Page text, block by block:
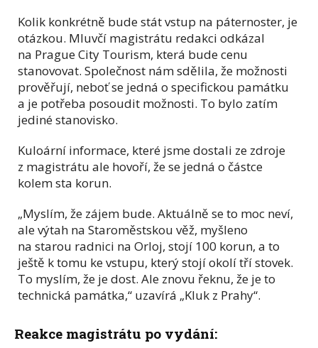
Kolik konkrétně bude stát vstup na páternoster, je
otázkou. Mluvčí magistrátu redakci odkázal
na Prague City Tourism, která bude cenu
stanovovat. Společnost nám sdělila, že možnosti
prověřují, neboť se jedná o specifickou památku
a je potřeba posoudit možnosti. To bylo zatím
jediné stanovisko.
Kuloární informace, které jsme dostali ze zdroje
z magistrátu ale hovoří, že se jedná o částce
kolem sta korun.
„Myslím, že zájem bude. Aktuálně se to moc neví,
ale výtah na Staroměstskou věž, myšleno
na starou radnici na Orloj, stojí 100 korun, a to
ještě k tomu ke vstupu, který stojí okolí tří stovek.
To myslím, že je dost. Ale znovu řeknu, že je to
technická památka,“ uzavírá „Kluk z Prahy“.
Reakce magistrátu po vydání: